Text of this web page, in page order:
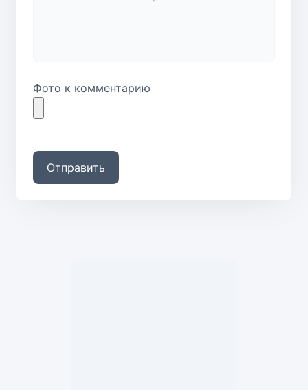
Фото к комментарию
Отправить